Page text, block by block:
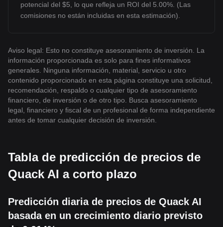
potencial del $5, lo que refleja un ROI del 5.00%. (Las
comisiones no están incluidas en esta estimación).
Aviso legal: Esto no constituye asesoramiento de inversión. La
información proporcionada es solo para fines informativos
generales. Ninguna información, material, servicio u otro
contenido proporcionado en esta página constituye una solicitud,
recomendación, respaldo o cualquier tipo de asesoramiento
financiero, de inversión o de otro tipo. Busca asesoramiento
legal, financiero y fiscal de un profesional de forma independiente
antes de tomar cualquier decisión de inversión.
Tabla de predicción de precios de
Quack AI a corto plazo
Predicción diaria de precios de Quack AI
basada en un crecimiento diario previsto